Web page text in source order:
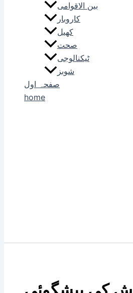
بین الاقوامی
کاروبار
کھیل
صحت
ٹیکنالوجی
شوبز
صفحہ اول
home